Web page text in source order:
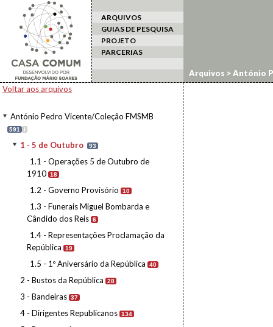
ARQUIVOS
GUIAS DE PESQUISA
PROJETO
PARCERIAS
Voltar aos arquivos
António Pedro Vicente/Coleção FMSMB
591 I
1 - 5 de Outubro 93
1.1 - Operações 5 de Outubro de
1910 18
1.2 - Governo Provisório 10
1.3 - Funerais Miguel Bombarda e
Cândido dos Reis 6
1.4 - Representações Proclamação da
República
19
1.5 - 1º Aniversário da República 40
2 - Bustos da República 28
3 - Bandeiras 37
4 - Dirigentes Republicanos 134
Arquivos >António